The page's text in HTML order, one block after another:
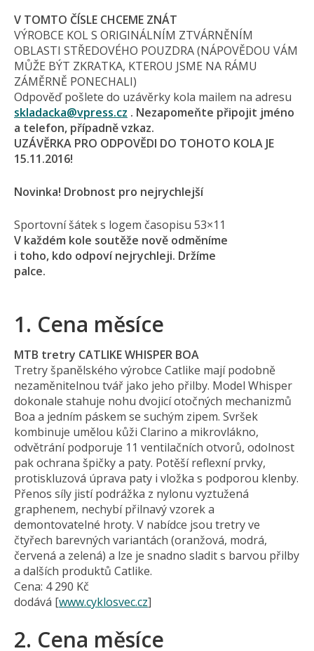
V TOMTO ČÍSLE CHCEME ZNÁT
VÝROBCE KOL S ORIGINÁLNÍM ZTVÁRNĚNÍM
OBLASTI STŘEDOVÉHO POUZDRA (NÁPOVĚDOU VÁM
MŮŽE BÝT ZKRATKA, KTEROU JSME NA RÁMU
ZÁMĚRNĚ PONECHALI)
Odpověď pošlete do uzávěrky kola mailem na adresu
skladacka@vpress.cz . Nezapomeňte připojit jméno
a telefon, případně vzkaz.
UZÁVĚRKA PRO ODPOVĚDI DO TOHOTO KOLA JE
15.11.2016!
Novinka! Drobnost pro nejrychlejší
Sportovní šátek s logem časopisu 53×11
V každém kole soutěže nově odměníme
i toho, kdo odpoví nejrychleji. Držíme
palce.
1. Cena měsíce
MTB tretry CATLIKE WHISPER BOA
Tretry španělského výrobce Catlike mají podobně
nezaměnitelnou tvář jako jeho přilby. Model Whisper
dokonale stahuje nohu dvojicí otočných mechanizmů
Boa a jedním páskem se suchým zipem. Svršek
kombinuje umělou kůži Clarino a mikrovlákno,
odvětrání podporuje 11 ventilačních otvorů, odolnost
pak ochrana špičky a paty. Potěší reflexní prvky,
protiskluzová úprava paty i vložka s podporou klenby.
Přenos síly jistí podrážka z nylonu vyztužená
graphenem, nechybí přilnavý vzorek a
demontovatelné hroty. V nabídce jsou tretry ve
čtyřech barevných variantách (oranžová, modrá,
červená a zelená) a lze je snadno sladit s barvou přilby
a dalších produktů Catlike.
Cena: 4 290 Kč
dodává [www.cyklosvec.cz]
2. Cena měsíce